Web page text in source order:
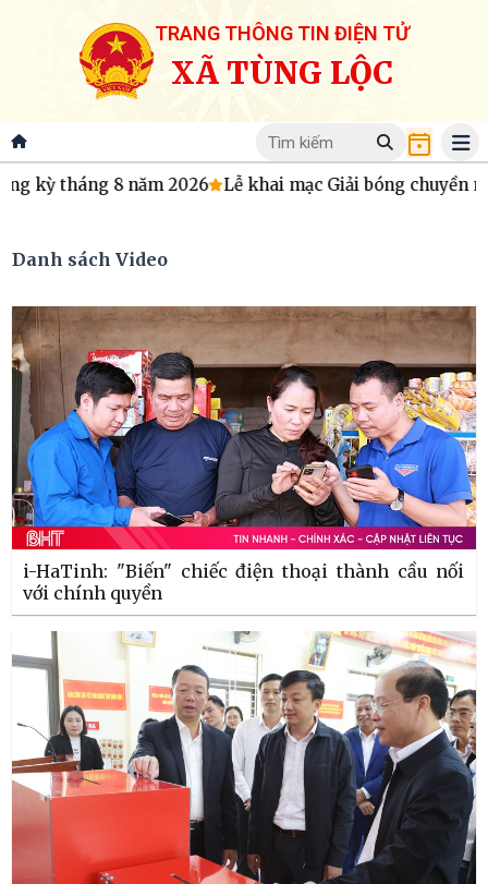
TRANG THÔNG TIN ĐIỆN TỬ
XÃ TÙNG LỘC
tháng 8 năm 2026 Lễ khai mạc Giải bóng chuyền nữ
Danh sách Video
i-HaTinh: "Biến" chiếc điện thoại thành cầu nối
với chính quyền